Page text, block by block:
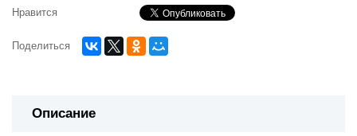
Нравится
Поделиться
Описание